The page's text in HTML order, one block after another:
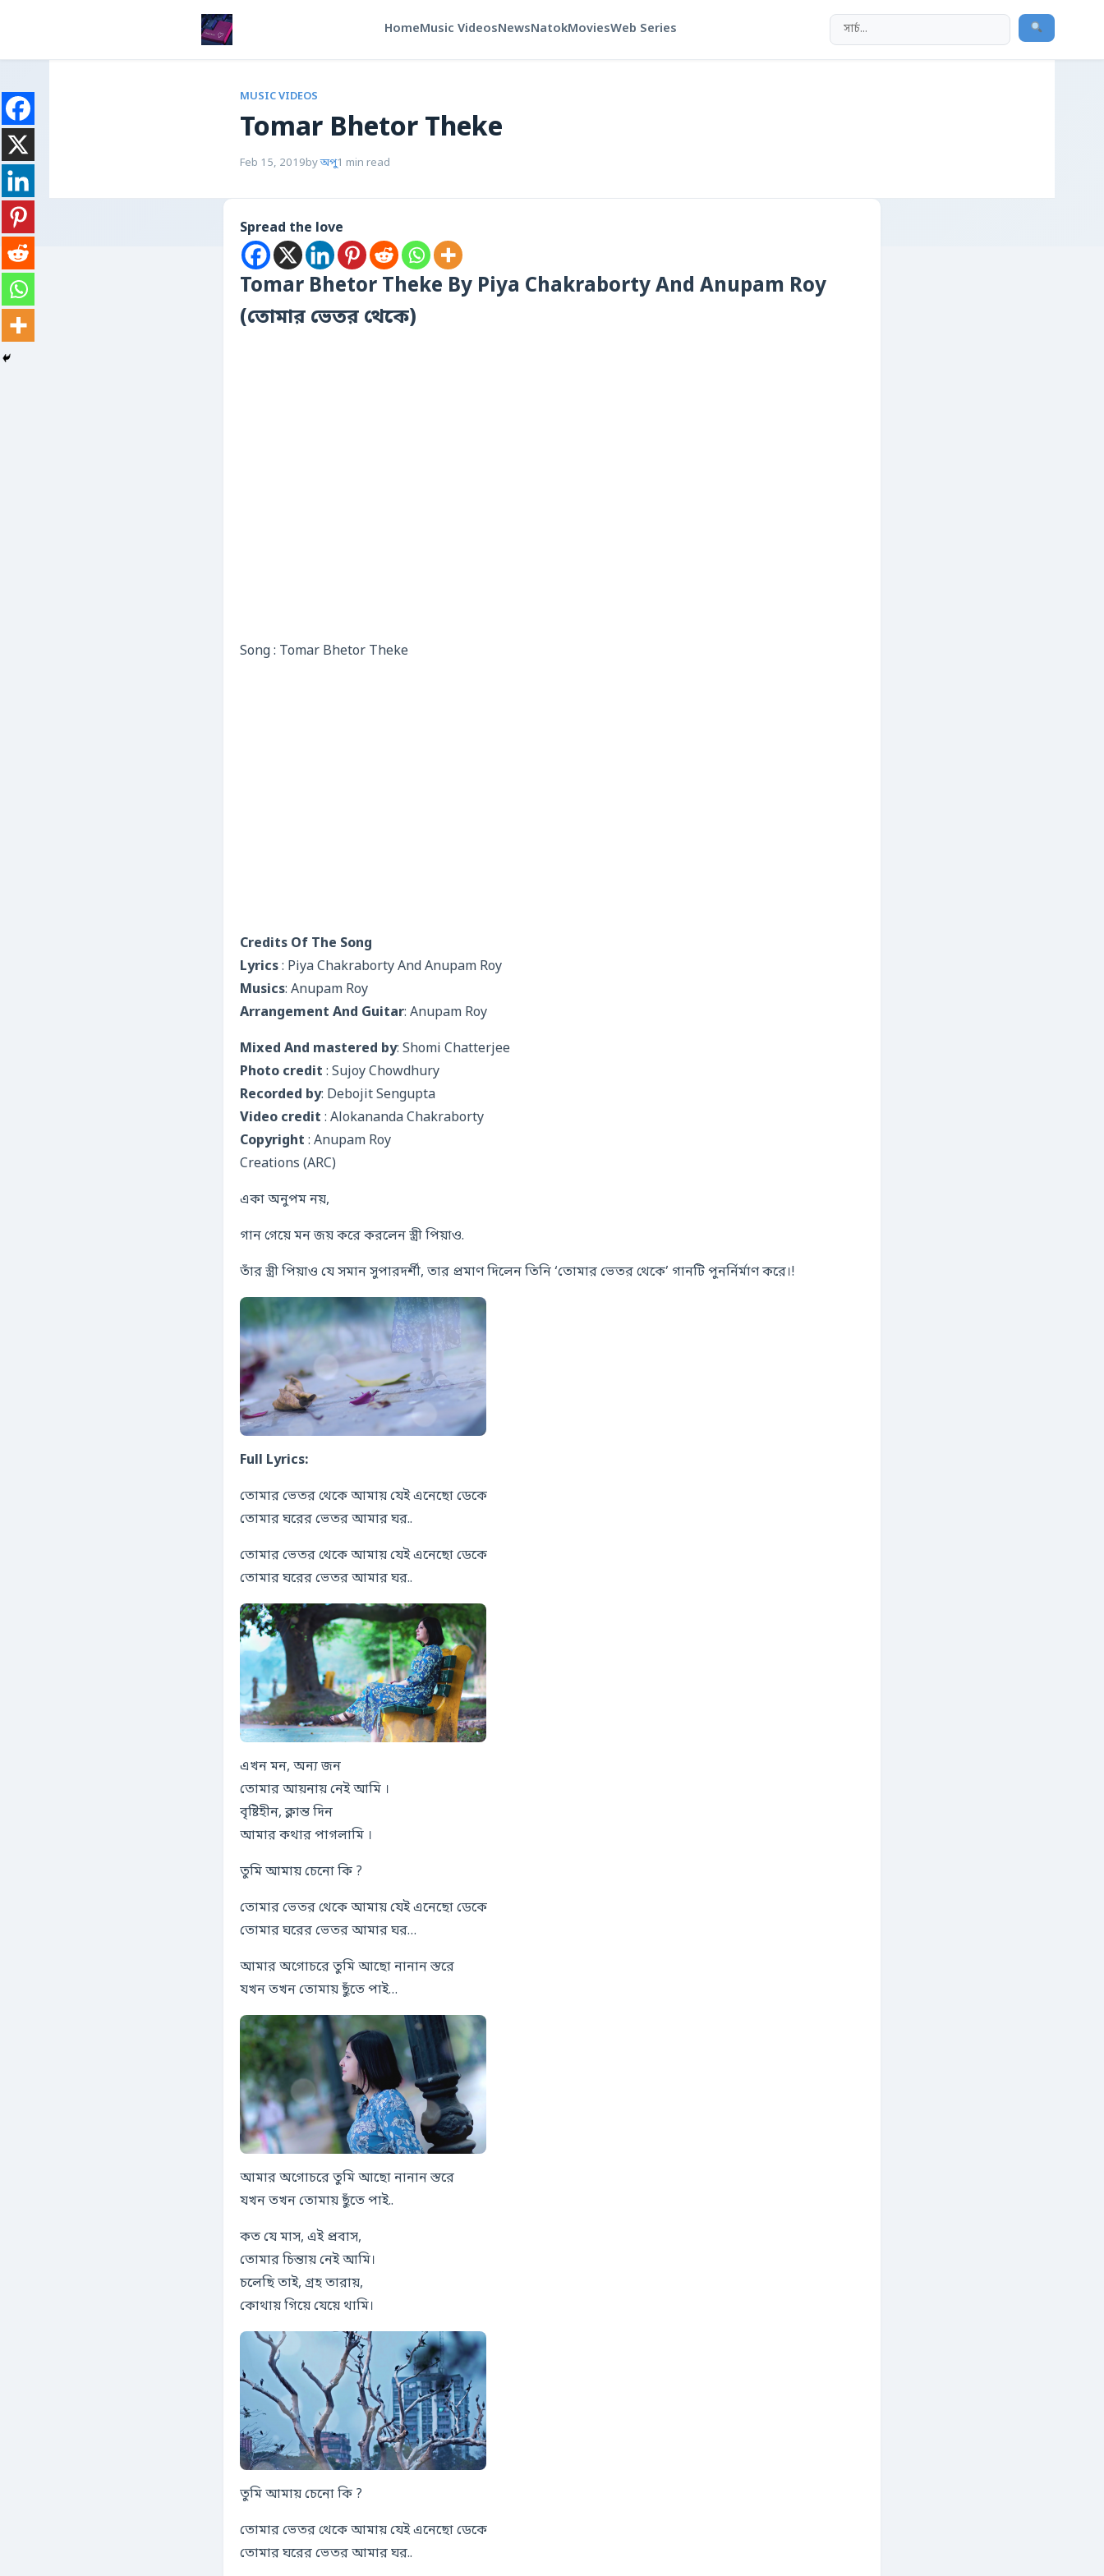
HomeMusic VideosNewsNatokMoviesWeb Series
MUSIC VIDEOS
Tomar Bhetor Theke
Feb 15, 2019byঅপু1 min read
Spread the love
Tomar Bhetor Theke By Piya Chakraborty And Anupam Roy
(তোমার ভেতর থেকে)
Song : Tomar Bhetor Theke
Credits Of The Song
Lyrics: Piya Chakraborty And Anupam Roy
Musics: Anupam Roy
Arrangement And Guitar: Anupam Roy
Mixed And mastered by: Shomi Chatterjee
Photo credit : Sujoy Chowdhury
Recorded by: Debojit Sengupta
Video credit : Alokananda Chakraborty
Copyright : Anupam Roy
Creations (ARC)
একা অনুপম নয়,
গান গেয়ে মন জয় করে করলেন স্ত্রী পিয়াও.
তাঁর স্ত্রী পিয়াও যে সমান সুপারদর্শী, তার প্রমাণ দিলেন তিনি ‘তোমার ভেতর থেকে’ গানটি পুনর্নির্মাণ করে।!
Full Lyrics:
তোমার ভেতর থেকে আমায় যেই এনেছো ডেকে
তোমার ঘরের ভেতর আমার ঘর..
তোমার ভেতর থেকে আমায় যেই এনেছো ডেকে
তোমার ঘরের ভেতর আমার ঘর..
এখন মন, অন্য জন
তোমার আয়নায় নেই আমি ।
বৃষ্টিহীন, ক্লান্ত দিন
আমার কথার পাগলামি ।
তুমি আমায় চেনো কি ?
তোমার ভেতর থেকে আমায় যেই এনেছো ডেকে
তোমার ঘরের ভেতর আমার ঘর…
আমার অগোচরে তুমি আছো নানান স্তরে
যখন তখন তোমায় ছুঁতে পাই…
আমার অগোচরে তুমি আছো নানান স্তরে
যখন তখন তোমায় ছুঁতে পাই..
কত যে মাস, এই প্রবাস,
তোমার চিন্তায় নেই আমি।
চলেছি তাই, গ্রহ তারায়,
কোথায় গিয়ে যেয়ে থামি।
তুমি আমায় চেনো কি ?
তোমার ভেতর থেকে আমায় যেই এনেছো ডেকে
তোমার ঘরের ভেতর আমার ঘর..